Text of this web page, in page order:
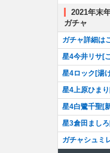
2021年末
ガチャ
ガチャ詳細は
星4今井リサ[
星4ロック[湯
星4上原ひま
星4白鷺千聖[
星3倉田まし
ガチャシュミ